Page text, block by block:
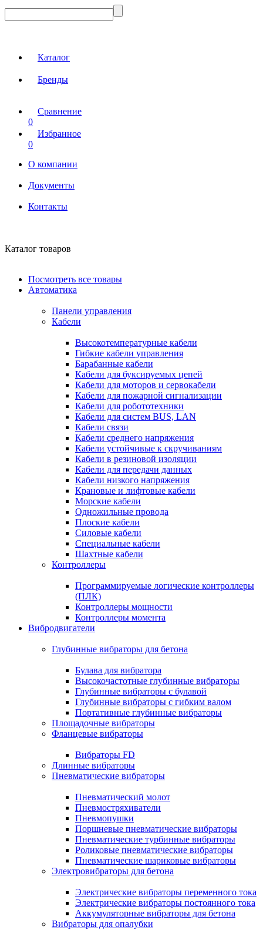
Каталог
Бренды
Сравнение
0
Избранное
0
О компании
Документы
Контакты
Каталог товаров
Посмотреть все товары
Автоматика
Панели управления
Кабели
Высокотемпературные кабели
Гибкие кабели управления
Барабанные кабели
Кабели для буксируемых цепей
Кабели для моторов и сервокабели
Кабели для пожарной сигнализации
Кабели для робототехники
Кабели для систем BUS, LAN
Кабели связи
Кабели среднего напряжения
Кабели устойчивые к скручиваниям
Кабели в резиновой изоляции
Кабели для передачи данных
Кабели низкого напряжения
Крановые и лифтовые кабели
Морские кабели
Одножильные провода
Плоские кабели
Силовые кабели
Специальные кабели
Шахтные кабели
Контроллеры
Программируемые логические контроллеры
(ПЛК)
Контроллеры мощности
Контроллеры момента
Вибродвигатели
Глубинные вибраторы для бетона
Булава для вибратора
Высокочастотные глубинные вибраторы
Глубинные вибраторы с булавой
Глубинные вибраторы с гибким валом
Портативные глубинные вибраторы
Площадочные вибраторы
Фланцевые вибраторы
Вибраторы FD
Длинные вибраторы
Пневматические вибраторы
Пневматический молот
Пневмостряхиватели
Пневмопушки
Поршневые пневматические вибраторы
Пневматические турбинные вибраторы
Роликовые пневматические вибраторы
Пневматические шариковые вибраторы
Электровибраторы для бетона
Электрические вибраторы переменного тока
Электрические вибраторы постоянного тока
Аккумуляторные вибраторы для бетона
Вибраторы для опалубки